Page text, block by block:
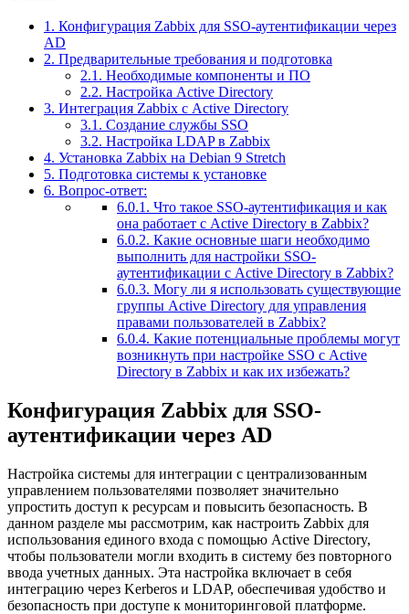
1. Конфигурация Zabbix для SSO-аутентификации через
AD
2. Предварительные требования и подготовка
2.1. Необходимые компоненты и ПО
2.2. Настройка Active Directory
3. Интеграция Zabbix с Active Directory
3.1. Создание службы SSO
3.2. Настройка LDAP в Zabbix
4. Установка Zabbix на Debian 9 Stretch
5. Подготовка системы к установке
6. Вопрос-ответ:
6.0.1. Что такое SSO-аутентификация и как
она работает с Active Directory в Zabbix?
6.0.2. Какие основные шаги необходимо
выполнить для настройки SSO-
аутентификации с Active Directory в Zabbix?
6.0.3. Могу ли я использовать существующие
группы Active Directory для управления
правами пользователей в Zabbix?
6.0.4. Какие потенциальные проблемы могут
возникнуть при настройке SSO с Active
Directory в Zabbix и как их избежать?
Конфигурация Zabbix для SSO-
аутентификации через AD
Настройка системы для интеграции с централизованным
управлением пользователями позволяет значительно
упростить доступ к ресурсам и повысить безопасность. В
данном разделе мы рассмотрим, как настроить Zabbix для
использования единого входа с помощью Active Directory,
чтобы пользователи могли входить в систему без повторного
ввода учетных данных. Эта настройка включает в себя
интеграцию через Kerberos и LDAP, обеспечивая удобство и
безопасность при доступе к мониторинговой платформе.